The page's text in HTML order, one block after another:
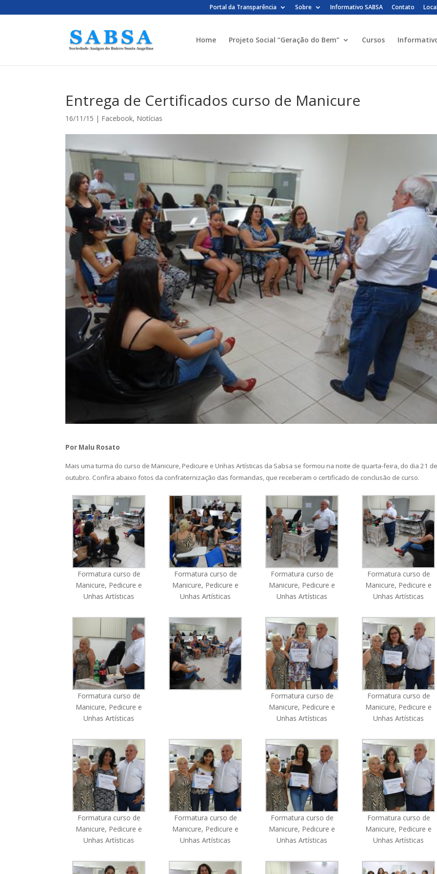
Portal da Transparência Sobre Informativo SABSA Contato
Home Projeto Social “Geração do Bem” Cursos Informativo
Entrega de Certificados curso de Manicure
16/11/15 | Facebook, Notícias
Por Malu Rosato
Mais uma turma do curso de Manicure, Pedicure e Unhas Artísticas da Sabsa se formou na noite de quarta-feira, do dia 21
outubro. Confira abaixo fotos da confraternização das formandas, que receberam o certificado de conclusão de curso.
Formatura curso de
Manicure, Pedicure e
Unhas Artísticas
Formatura curso de
Manicure, Pedicure e
Unhas Artísticas
Formatura curso de
Manicure, Pedicure e
Unhas Artísticas
Formatura curso de
Manicure, Pedicure e
Unhas Artísticas
Formatura curso de
Manicure, Pedicure e
Unhas Artísticas
Formatura curso de
Manicure, Pedicure e
Unhas Artísticas
Formatura curso de
Manicure, Pedicure e
Unhas Artísticas
Formatura curso de
Manicure, Pedicure e
Unhas Artísticas
Formatura curso de
Manicure, Pedicure e
Unhas Artísticas
Formatura curso de
Manicure, Pedicure e
Unhas Artísticas
Formatura curso de
Manicure, Pedicure e
Unhas Artísticas